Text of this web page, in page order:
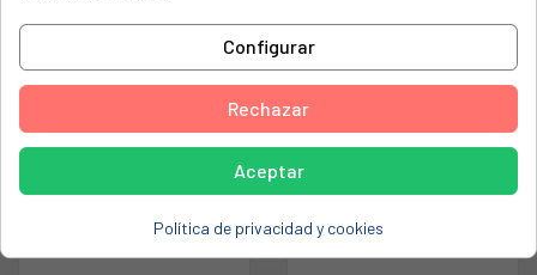
FRIGORÍFICO BEKO
FRIGORÍFICO
Configurar
Rechazar
Aceptar
Política de privacidad y cookies